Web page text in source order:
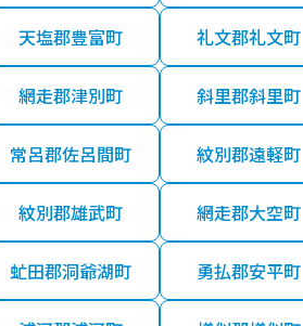
天塩郡豊富町 礼文郡礼文町
網走郡津別町 斜里郡斜里町
常呂郡佐呂間町 紋別郡遠軽町
紋別郡雄武町 網走郡大空町
虻田郡洞爺湖町 勇払郡安平町